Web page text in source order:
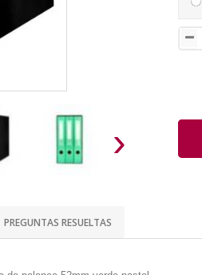
›
PREGUNTAS RESUELTAS